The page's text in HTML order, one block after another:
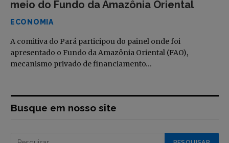
meio do Fundo da Amazônia Oriental
ECONOMIA
A comitiva do Pará participou do painel onde foi
apresentado o Fundo da Amazônia Oriental (FAO),
mecanismo privado de financiamento…
Busque em nosso site